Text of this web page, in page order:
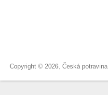
Copyright © 2026, Česká potravina.